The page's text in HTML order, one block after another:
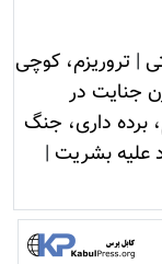
| تروريزم، کوچی
جنایت در
برده داری، جنگ
علیه بشریت |